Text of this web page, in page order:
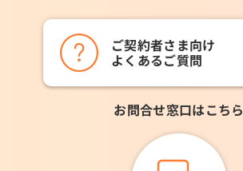
ご契約者さま向け
よくあるご質問
お問合せ窓口はこちら